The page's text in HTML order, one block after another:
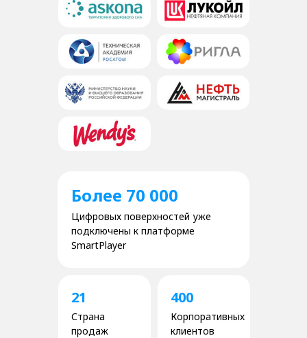
Корпоративных
клиентов
400
Цифровых поверхностей уже
подключены к платформе
SmartPlayer
Более 70 000
Страна
продаж
21